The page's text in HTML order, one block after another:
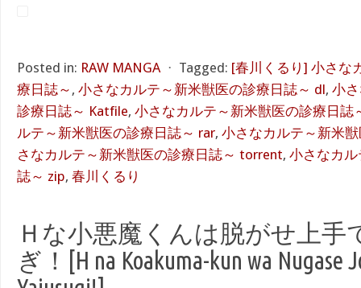
Posted in: RAW MANGA ⋅ Tagged: [春川くるり] 小さな
療日誌～ , 小さなカルテ～新米獣医の診療日誌～ dl, 小
診療日誌～ Katfile, 小さなカルテ～新米獣医の診療日誌
ルテ～新米獣医の診療日誌～ rar, 小さなカルテ～新米
さなカルテ～新米獣医の診療日誌～ torrent, 小さなカ
誌～ zip, 春川くるり
Ｈな小悪魔くんは脱がせ上手
ぎ！[H na Koakuma-kun wa Nugase